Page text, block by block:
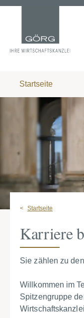
Startseite
Startseite
Karriere
Sie zählen zu
Willkommen im
Spitzengruppe